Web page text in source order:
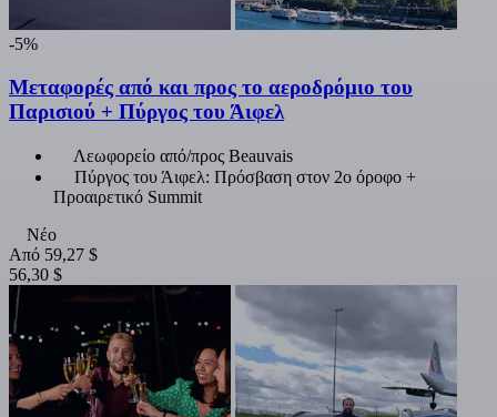
-5%
Μεταφορές από και προς το αεροδρόμιο του
Παρισιού + Πύργος του Άιφελ
Λεωφορείο από/προς Beauvais
Πύργος του Άιφελ: Πρόσβαση στον 2ο όροφο +
Προαιρετικό Summit
Νέο
Από 59,27 $
56,30 $